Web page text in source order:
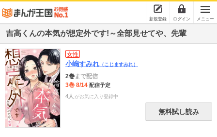
新規登録 ログイン メニュー
吉高くんの本気が想定外です!～全部見せてや、先輩
女性
小嶋すみれ （こじますみれ）
2巻まで配信
3巻 8/14 配信予定
4人 がお気に入り登録中
無料試し読み